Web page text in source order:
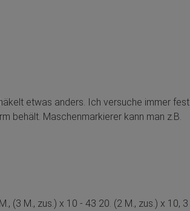
etwas anders. Ich versuche immer fest
behält. Maschenmarkierer kann man z.B.
(3 M., zus.) x 10 - 43 20. (2 M., zus.) x 10, 3